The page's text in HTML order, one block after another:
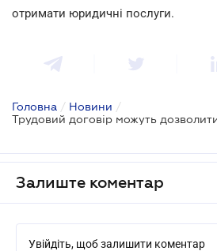
отримати юридичні послуги.
Головна / Новини /
Залиште коментар
Увійдіть, щоб залишити коментар